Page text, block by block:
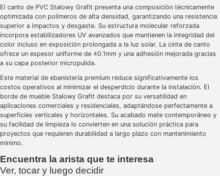
El canto de PVC Stalowy Grafit presenta una composición técnicamente
optimizada con polímeros de alta densidad, garantizando una resistencia
superior a impactos y desgaste. Su estructura molecular reforzada
incorpora estabilizadores UV avanzados que mantienen la integridad del
color incluso en exposición prolongada a la luz solar. La cinta de canto
ofrece un espesor uniforme de ±0.1mm y una adhesión mejorada gracias
a su capa posterior micropulida.
Este material de ebanistería premium reduce significativamente los
costos operativos al minimizar el desperdicio durante la instalación. El
borde de mueble Stalowy Grafit destaca por su versatilidad en
aplicaciones comerciales y residenciales, adaptándose perfectamente a
superficies verticales y horizontales. Su acabado mate contemporáneo y
su facilidad de limpieza lo convierten en una solución práctica para
proyectos que requieren durabilidad a largo plazo con mantenimiento
mínimo.
Encuentra la arista que te interesa
Ver, tocar y luego decidir